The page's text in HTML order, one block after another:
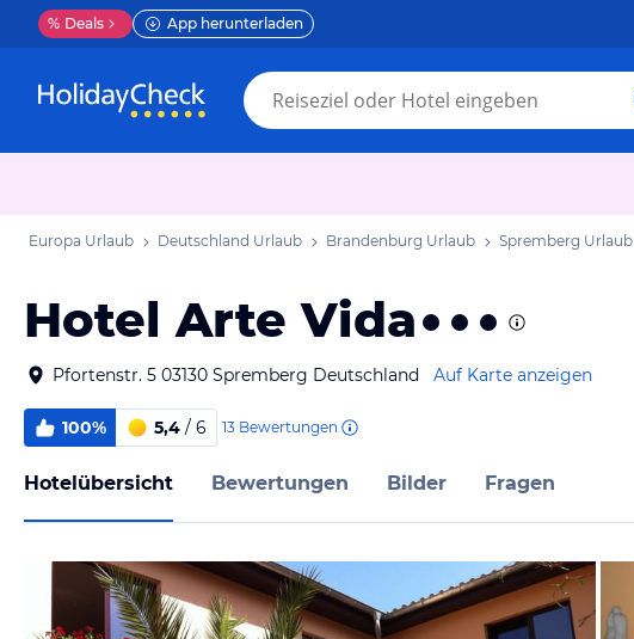
% Deals App herunterladen
Europa Urlaub Deutschland Urlaub Brandenburg Urlaub Spremberg Urlaub
Hotel Arte Vida
Pfortenstr. 5 03130 Spremberg Deutschland Auf Karte anzeigen
100% 5,4 / 6 13 Bewertungen
Hotelübersicht Bewertungen Bilder Fragen